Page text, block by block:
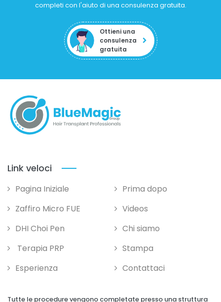
completi con l'aiuto di una consulenza gratuita.
Ottieni una
consulenza
gratuita
Link veloci
Pagina Iniziale
Prima dopo
Zaffiro Micro FUE
Videos
DHI Choi Pen
Chi siamo
Terapia PRP
Stampa
Esperienza
Contattaci
Tutte le procedure vengono completate presso una struttura